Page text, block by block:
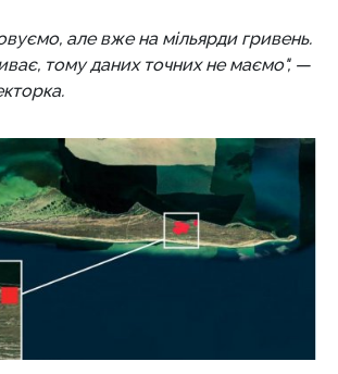
але вже на мільярди гривень.
тому даних точних не маємо", —